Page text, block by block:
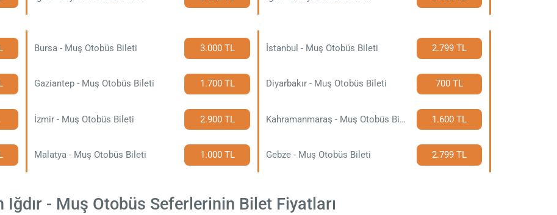
Bursa - Muş Otobüs Bileti 3.000 TL İstanbul - Muş Otobüs Bileti 2.799 TL
Gaziantep - Muş Otobüs Bileti 1.700 TL Diyarbakır - Muş Otobüs Bileti 700 TL
İzmir - Muş Otobüs Bileti 2.900 TL Kahramanmaraş - Muş Otobüs Bileti 1.600 TL
Malatya - Muş Otobüs Bileti 1.000 TL Gebze - Muş Otobüs Bileti 2.799 TL
Iğdır - Muş Otobüs Seferlerinin Bilet Fiyatları